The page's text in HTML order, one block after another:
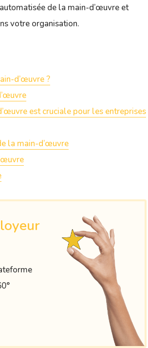
de la main-d’œuvre et
votre organisation.
d’œuvre ?
est cruciale pour les entreprises
la main-d’œuvre